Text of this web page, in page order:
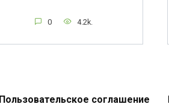
0 4.2k.
Пользовательское соглашение